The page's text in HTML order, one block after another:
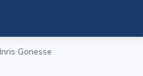
Inris Gonesse